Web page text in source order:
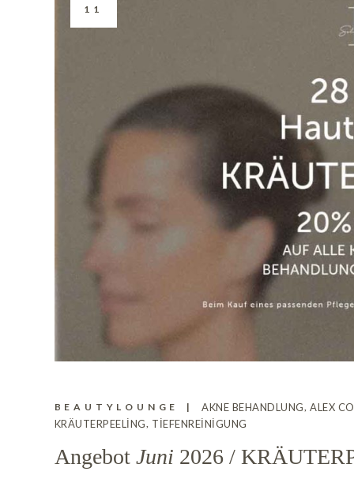
11
BEAUTYLOUNGE AKNE BEHANDLUNG ALEX
KRÄUTERPEELING
TIEFENREINIGUNG
Angebot Juni 2026 /